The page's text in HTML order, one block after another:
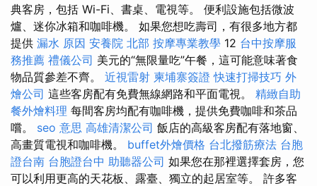
典客房，包括 Wi-Fi、書桌、電視等。 便利設施包括微波
爐、迷你冰箱和咖啡機。 如果您想吃壽司，有很多地方都
提供 漏水 原因 安養院 北部 按摩專業教學 12 台中按摩服
務推薦 禮儀公司 美元的“無限量吃”午餐，這可能意味著食
物品質參差不齊。 近視雷射 柬埔寨簽證 快速打掃技巧 外
燴公司 這些客房配有免費無線網路和平面電視。 精緻自助
餐外燴料理 每間客房均配有咖啡機，提供免費咖啡和茶品
嚐。 seo 意思 高雄清潔公司 飯店的高級客房配有落地窗、
高畫質電視和咖啡機。 buffet外燴價格 台北撥筋療法 台胞
證台南 台胞證台中 助聽器公司 如果您在那裡選擇套房，您
可以利用更高的天花板、露臺、獨立的起居室等。 許多客